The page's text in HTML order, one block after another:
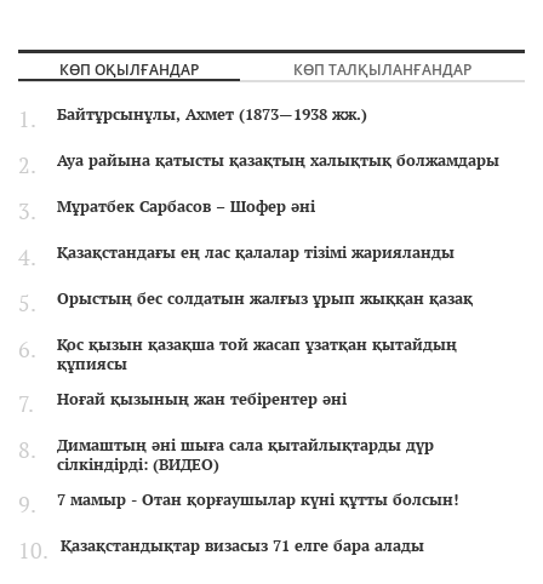
КӨП ОҚЫЛҒАНДАР КӨП ТАЛҚЫЛАНҒАНДАР
Байтұрсынұлы, Ахмет (1873—1938 жж.)
Ауа райына қатысты қазақтың халықтық болжамдары
Мұратбек Сарбасов – Шофер әні
Қазақстандағы ең лас қалалар тізімі жарияланды
Орыстың бес солдатын жалғыз ұрып жыққан қазақ
Қос қызын қазақша той жасап ұзатқан қытайдың
құпиясы
Ноғай қызының жан тебірентер әні
Димаштың әні шыға сала қытайлықтарды дүр
сілкіндірді: (ВИДЕО)
7 мамыр - Отан қорғаушылар күні құтты болсын!
Қазақстандықтар визасыз 71 елге бара алады